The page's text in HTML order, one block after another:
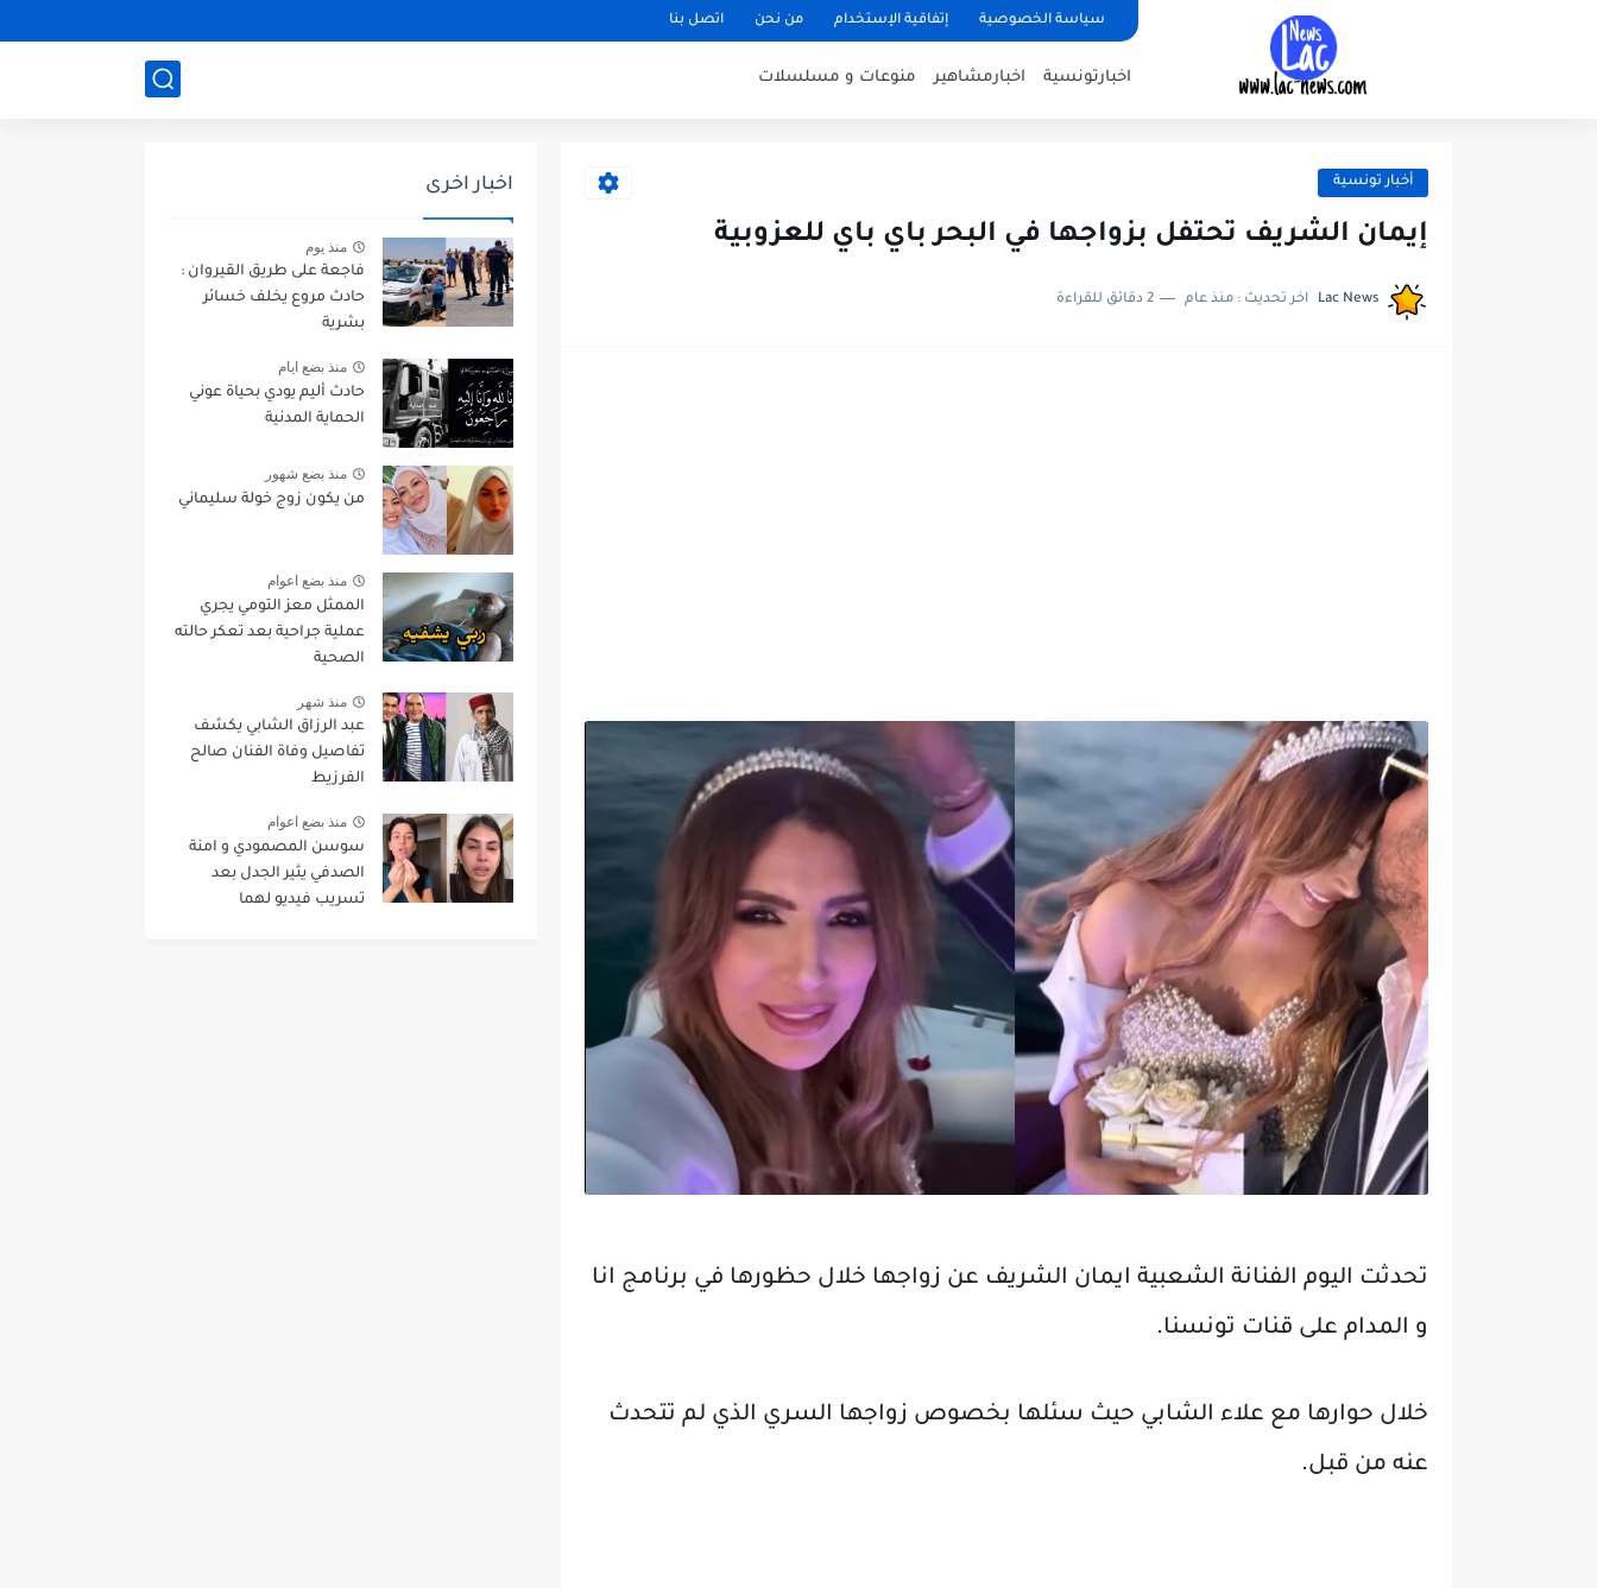
سياسة الخصوصية إتفاقية الإستخدام من نحن اتصل بنا
اخبارتونسية اخبارمشاهير منوعات و مسلسلات
أخبار تونسية
إيمان الشريف تحتفل بزواجها في البحر باي باي للعزوبية
Lac News اخر تحديث : منذ عام 2 دقائق للقراءة
تحدثت اليوم الفنانة الشعبية ايمان الشريف عن زواجها خلال حظورها في برنامج انا
و المدام على قنات تونسنا.
خلال حوارها مع علاء الشابي حيث سئلها بخصوص زواجها السري الذي لم تتحدث
عنه من قبل.
اخبار اخرى
منذ يوم
فاجعة على طريق القيروان :
حادث مروع يخلف خسائر
بشرية
منذ بضع ايام
حادث أليم يودي بحياة عوني
الحماية المدنية
منذ بضع شهور
من يكون زوج خولة سليماني
منذ بضع اعوام
الممثل معز التومي يجري
عملية جراحية بعد تعكر حالته
الصحية
منذ شهر
عبد الرزاق الشابي يكشف
تفاصيل وفاة الفنان صالح
الفرزيط
منذ بضع اعوام
سوسن المصمودي و امنة
الصدفي يثير الجدل بعد
تسريب فيديو لهما